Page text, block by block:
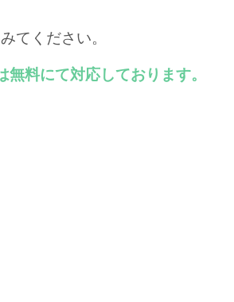
てください。
料にて対応しております。